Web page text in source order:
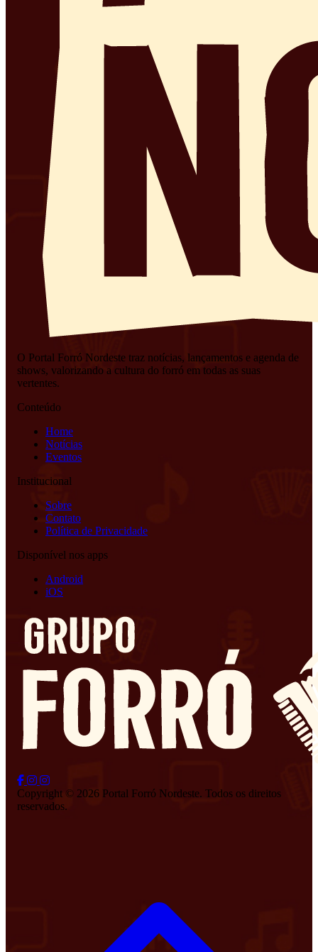
O Portal Forró Nordeste traz notícias, lançamentos e agenda de
shows, valorizando a cultura do forró em todas as suas
vertentes.
Conteúdo
Home
Notícias
Eventos
Institucional
Sobre
Contato
Política de Privacidade
Disponível nos apps
Android
iOS
Copyright © 2026 Portal Forró Nordeste. Todos os direitos
reservados.